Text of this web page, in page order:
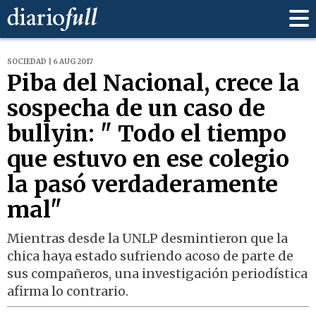
SOCIEDAD | 6 AUG 2017
Piba del Nacional, crece la
sospecha de un caso de
bullyin: " Todo el tiempo
que estuvo en ese colegio
la pasó verdaderamente
mal"
Mientras desde la UNLP desmintieron que la
chica haya estado sufriendo acoso de parte de
sus compañeros, una investigación periodística
afirma lo contrario.